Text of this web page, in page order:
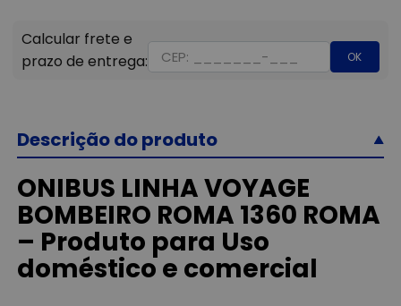
OK
Descrição do produto
ONIBUS LINHA VOYAGE
BOMBEIRO ROMA 1360 ROMA
– Produto para Uso
doméstico e comercial